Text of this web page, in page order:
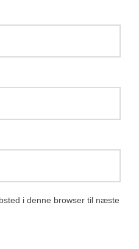
i denne browser til næste